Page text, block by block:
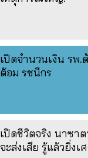
เปิดจำนวนเงิน รพ.
ต้อม รชนีกร
เปิดชีวิตจริง นาซา
จะส่งเสีย รู้แล้วยิ่งเ